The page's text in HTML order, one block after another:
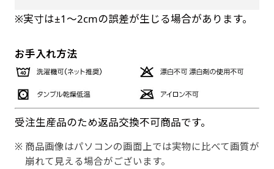
※実寸は±1〜2cmの誤差が生じる場合があります。
お手入れ方法
受注生産品のため返品交換不可商品です。
商品画像はパソコンの画面上では実物に比べて画質が
崩れて見える場合がございます。